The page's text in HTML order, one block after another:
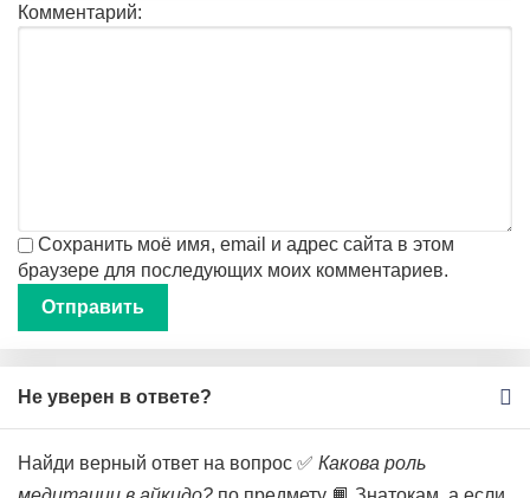
Комментарий:
Сохранить моё имя, email и адрес сайта в этом
браузере для последующих моих комментариев.
Не уверен в ответе?
Найди верный ответ на вопрос ✅ Какова роль